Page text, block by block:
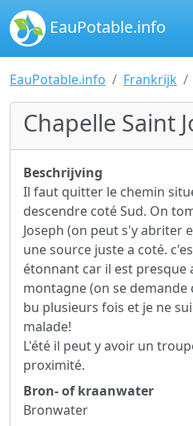
EauPotable.info
EauPotable.info Frankrijk
Chapelle Saint
Beschrijving
Il faut quitter le chemin
descendre coté Sud. On
Joseph (on peut s'y abriter
une source juste a coté.
étonnant car il est presque
montagne (on se demande
bu plusieurs fois et je ne
malade!
L'été il peut y avoir un
proximité.
Bron- of kraanwater
Bronwater